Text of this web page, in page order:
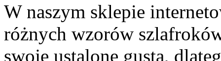
W naszym sklepie
różnych wzorów
swoje ustalone gusta,